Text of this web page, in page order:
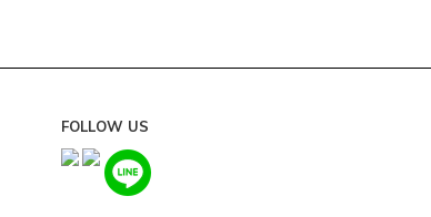
FOLLOW US